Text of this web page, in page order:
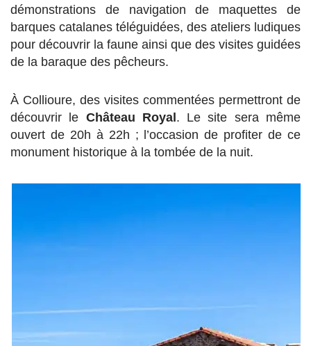
démonstrations de navigation de maquettes de
barques catalanes téléguidées, des ateliers ludiques
pour découvrir la faune ainsi que des visites guidées
de la baraque des pêcheurs.
À Collioure, des visites commentées permettront de
découvrir le Château Royal. Le site sera même
ouvert de 20h à 22h ; l’occasion de profiter de ce
monument historique à la tombée de la nuit.